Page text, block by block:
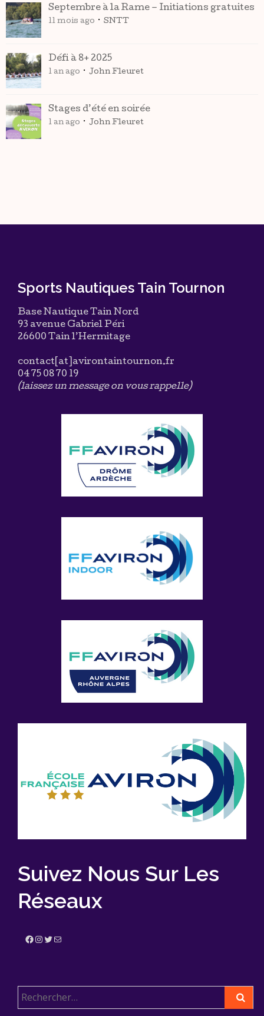
Septembre à la Rame – Initiations gratuites
11 mois ago SNTT
Défi à 8+ 2025
1 an ago John Fleuret
Stages d’été en soirée
1 an ago John Fleuret
Sports Nautiques Tain Tournon
Base Nautique Tain Nord
93 avenue Gabriel Péri
26600 Tain l’Hermitage
contact[at]avirontaintournon.fr
04 75 08 70 19
(laissez un message on vous rappelle)
Suivez Nous Sur Les
Réseaux
Facebook InstagramTwitter E-mail
Rechercher :